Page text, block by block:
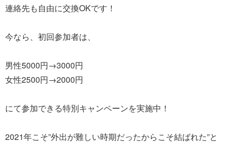
連絡先も自由に交換OKです！
今なら、初回参加者は、
男性5000円→3000円
女性2500円→2000円
にて参加できる特別キャンペーンを実施中！
2021年こそ”外出が難しい時期だったからこそ結ばれた”と